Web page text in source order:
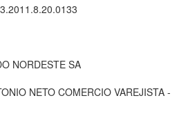
NORDESTE SA
NETO COMERCIO VAREJISTA -